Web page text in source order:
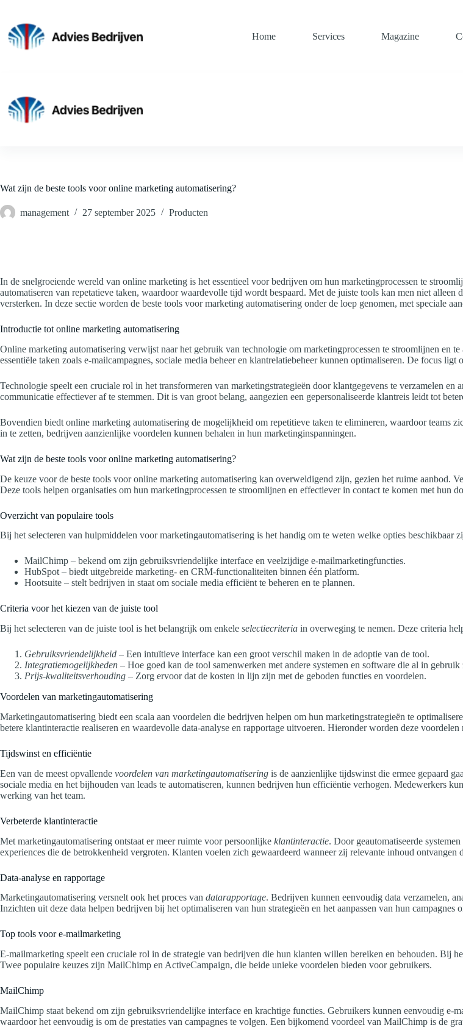
inhoud
Home Services Magazine
Wat zijn de beste tools voor online marketing automatisering?
management 27 september 2025 Producten
In de snelgroeiende wereld van online marketing is het essentieel voor bedrijven om hun marketingprocessen te
automatiseren van repetatieve taken, waardoor waardevolle tijd wordt bespaard. Met de juiste tools kan men niet
versterken. In deze sectie worden de beste tools voor marketing automatisering onder de loep genomen, met speciale
Introductie tot online marketing automatisering
Online marketing automatisering verwijst naar het gebruik van technologie om marketingprocessen te stroomlijnen en te
essentiële taken zoals e-mailcampagnes, sociale media beheer en klantrelatiebeheer kunnen optimaliseren. De focus ligt
Technologie speelt een cruciale rol in het transformeren van marketingstrategieën door klantgegevens te verzamelen
communicatie effectiever af te stemmen. Dit is van groot belang, aangezien een gepersonaliseerde klantreis leidt tot
Bovendien biedt online marketing automatisering de mogelijkheid om repetitieve taken te elimineren, waardoor teams
in te zetten, bedrijven aanzienlijke voordelen kunnen behalen in hun marketinginspanningen.
Wat zijn de beste tools voor online marketing automatisering?
De keuze voor de beste tools voor online marketing automatisering kan overweldigend zijn, gezien het ruime
Deze tools helpen organisaties om hun marketingprocessen te stroomlijnen en effectiever in contact te komen met hun
Overzicht van populaire tools
Bij het selecteren van hulpmiddelen voor marketingautomatisering is het handig om te weten welke opties beschikbaar
MailChimp – bekend om zijn gebruiksvriendelijke interface en veelzijdige e-mailmarketingfuncties.
HubSpot – biedt uitgebreide marketing- en CRM-functionaliteiten binnen één platform.
Hootsuite – stelt bedrijven in staat om sociale media efficiënt te beheren en te plannen.
Criteria voor het kiezen van de juiste tool
Bij het selecteren van de juiste tool is het belangrijk om enkele selectiecriteria in overweging te nemen. Deze criteria
Gebruiksvriendelijkheid – Een intuïtieve interface kan een groot verschil maken in de adoptie van de tool.
Integratiemogelijkheden – Hoe goed kan de tool samenwerken met andere systemen en software die al in gebruik
Prijs-kwaliteitsverhouding – Zorg ervoor dat de kosten in lijn zijn met de geboden functies en voordelen.
Voordelen van marketingautomatisering
Marketingautomatisering biedt een scala aan voordelen die bedrijven helpen om hun marketingstrategieën te
betere klantinteractie realiseren en waardevolle data-analyse en rapportage uitvoeren. Hieronder worden deze voordelen
Tijdswinst en efficiëntie
Een van de meest opvallende voordelen van marketingautomatisering is de aanzienlijke tijdswinst die ermee gepaard
sociale media en het bijhouden van leads te automatiseren, kunnen bedrijven hun efficiëntie verhogen. Medewerkers
werking van het team.
Verbeterde klantinteractie
Met marketingautomatisering ontstaat er meer ruimte voor persoonlijke klantinteractie. Door geautomatiseerde
experiences die de betrokkenheid vergroten. Klanten voelen zich gewaardeerd wanneer zij relevante inhoud ontvangen
Data-analyse en rapportage
Marketingautomatisering versnelt ook het proces van datarapportage. Bedrijven kunnen eenvoudig data verzamelen,
Inzichten uit deze data helpen bedrijven bij het optimaliseren van hun strategieën en het aanpassen van hun campagnes
Top tools voor e-mailmarketing
E-mailmarketing speelt een cruciale rol in de strategie van bedrijven die hun klanten willen bereiken en behouden. Bij
Twee populaire keuzes zijn MailChimp en ActiveCampaign, die beide unieke voordelen bieden voor gebruikers.
MailChimp
MailChimp staat bekend om zijn gebruiksvriendelijke interface en krachtige functies. Gebruikers kunnen eenvoudig e-
waardoor het eenvoudig is om de prestaties van campagnes te volgen. Een bijkomend voordeel van MailChimp is de